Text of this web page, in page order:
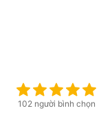
102 người bình chọn